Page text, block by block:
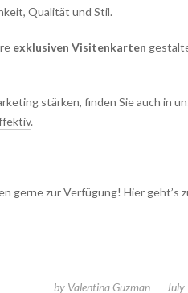
Qualität und Stil.
exklusiven Visitenkarten
stärken, finden Sie auch in
.
gerne zur Verfügung! Hier geht’s
by Valentina Guzman